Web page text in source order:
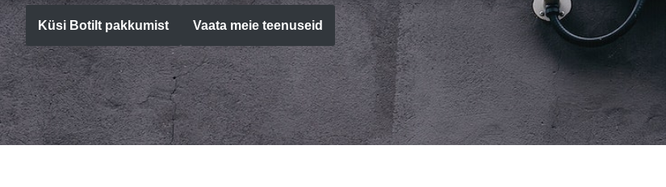
Küsi Botilt pakkumist Vaata meie teenuseid